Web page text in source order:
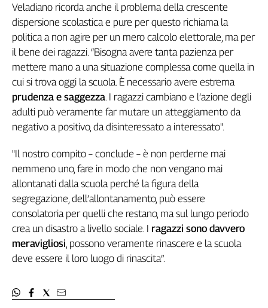
Veladiano ricorda anche il problema della crescente
dispersione scolastica e pure per questo richiama la
politica a non agire per un mero calcolo elettorale, ma per
il bene dei ragazzi. “Bisogna avere tanta pazienza per
mettere mano a una situazione complessa come quella in
cui si trova oggi la scuola. È necessario avere estrema
prudenza e saggezza. I ragazzi cambiano e l’azione degli
adulti può veramente far mutare un atteggiamento da
negativo a positivo, da disinteressato a interessato".
"Il nostro compito – conclude – è non perderne mai
nemmeno uno, fare in modo che non vengano mai
allontanati dalla scuola perché la figura della
segregazione, dell’allontanamento, può essere
consolatoria per quelli che restano, ma sul lungo periodo
crea un disastro a livello sociale. I ragazzi sono davvero
meravigliosi , possono veramente rinascere e la scuola
deve essere il loro luogo di rinascita”.